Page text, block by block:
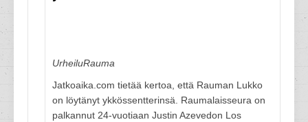
UrheiluRauma
Jatkoaika.com tietää kertoa, että Rauman Lukko
on löytänyt ykkössentterinsä. Raumalaisseura on
palkannut 24-vuotiaan Justin Azevedon Los